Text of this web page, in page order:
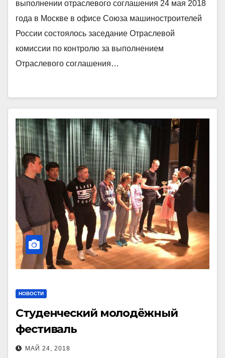
выполнении отраслевого соглашения 24 мая 2018
года в Москве в офисе Союза машиностроителей
России состоялось заседание Отраслевой
комиссии по контролю за выполнением
Отраслевого соглашения…
НОВОСТИ
Студенческий молодёжный
фестиваль
МАЙ 24, 2018